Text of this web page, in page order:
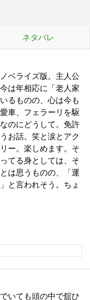
ネタバレ
ベライズ版。主人公
は年相応に「老人家
るものの、心は今も
車、フェラーリを駆
のにどうして。免許
お話。笑と涙とアク
ー。楽しめます。そ
てる身としては、そ
は思うものの、「運
と言われそう。ちょ
いても頭の中で舘ひ